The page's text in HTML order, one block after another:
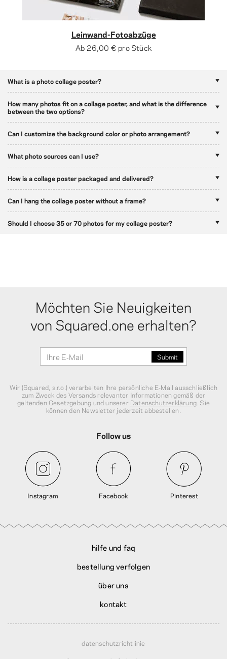
Leinwand-Fotoabzüge
Ab 26,00 € pro Stück
What is a photo collage poster?
How many photos fit on a collage poster, and what is the difference
between the two options?
Can I customize the background color or photo arrangement?
What photo sources can I use?
How is a collage poster packaged and delivered?
Can I hang the collage poster without a frame?
Should I choose 35 or 70 photos for my collage poster?
Möchten Sie Neuigkeiten
von Squared.one erhalten?
Wir (Squared, s.r.o.) verarbeiten Ihre persönliche E‑Mail ausschließlich
zum Zweck des Versands relevanter Informationen gemäß der
geltenden Gesetzgebung und unserer Datenschutzerklärung . Sie
können den Newsletter jederzeit abbestellen.
Follow us
Instagram Facebook Pinterest
hilfe und faq
bestellung verfolgen
über uns
kontakt
datenschutzrichtlinie